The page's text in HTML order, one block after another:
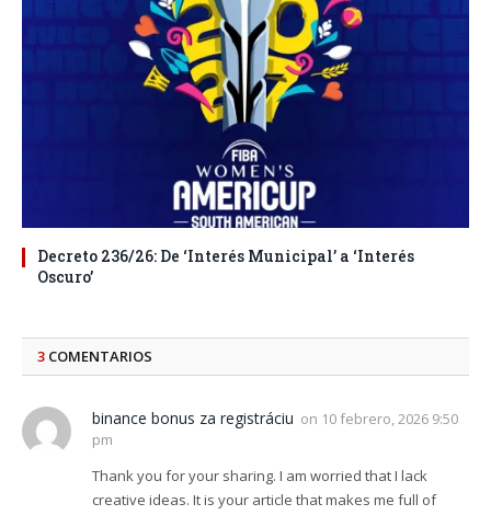
Decreto 236/26: De ‘Interés Municipal’ a ‘Interés
Oscuro’
3 COMENTARIOS
binance bonus za registráciu on 10 febrero, 2026 9:50
pm
Thank you for your sharing. I am worried that I lack
creative ideas. It is your article that makes me full of